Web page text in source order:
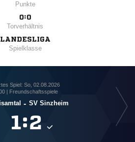
Punkte
0:0
Torverhältnis
LANDESLIGA
Spielklasse
Spiel: So, 02.08.2026
| Freundschaftsspiele
- SV Sinzheim
: